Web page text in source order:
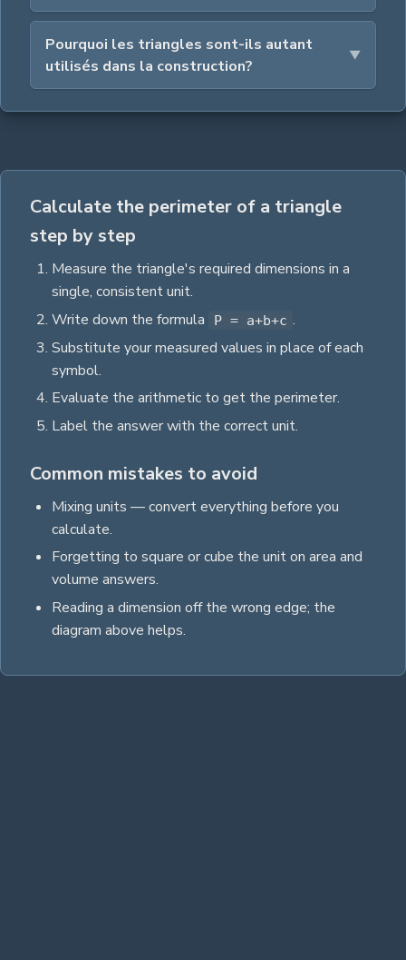
Pourquoi les triangles sont-ils autant
utilisés dans la construction?
Calculate the perimeter of a triangle
step by step
Measure the triangle's required dimensions in a
single, consistent unit.
Write down the formula
P = a+b+c .
Substitute your measured values in place of each
symbol.
Evaluate the arithmetic to get the perimeter.
Label the answer with the correct unit.
Common mistakes to avoid
Mixing units — convert everything before you
calculate.
Forgetting to square or cube the unit on area and
volume answers.
Reading a dimension off the wrong edge; the
diagram above helps.